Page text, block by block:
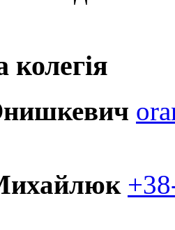
колегія